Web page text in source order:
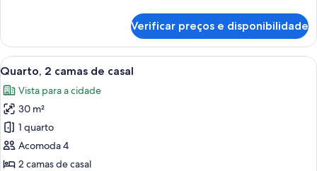
Roll-
in
Shower)
1
cama
King,
(Mobility/Hearing,
Roll-
in
Shower)
Verificar preços e disponibilidade
Carrega
todas
as
fotos
de
Quarto,
2
Quarto de hotel com duas camas,
8
Quarto, 2 camas de casal
Vista para a cidade
30 m²
1 quarto
Acomoda 4
2 camas de casal